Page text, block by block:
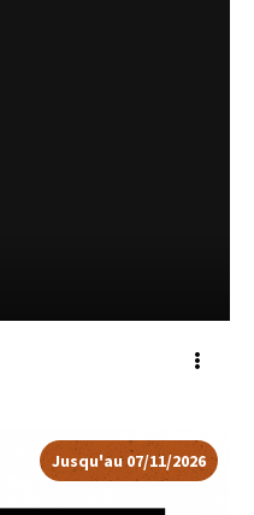
Voir
Jusqu'au07/11/2026